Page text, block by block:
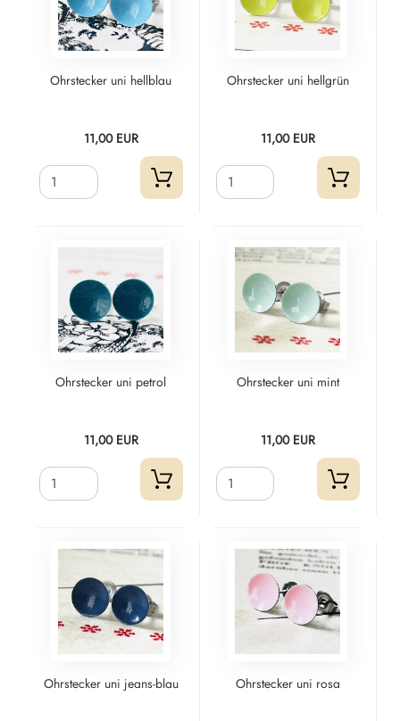
Ohrstecker uni hellblau
11,00 EUR
Ohrstecker uni hellgrün
11,00 EUR
Ohrstecker uni petrol
11,00 EUR
Ohrstecker uni mint
11,00 EUR
Ohrstecker uni jeans-blau Ohrstecker uni rosa